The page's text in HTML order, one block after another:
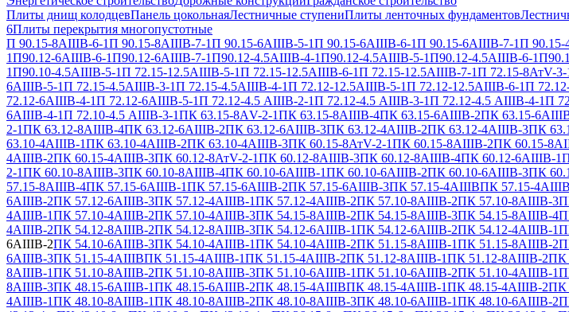
Плиты днищ колодцевПанель цокольнаяЛестничные ступениПлиты ленточных фундаментов
6Плиты перекрытия многопустотные
П 90.15-8АIIIВ-6-1П 90.15-8АIIIВ-7-1П 90.15-6АIIIВ-5-1П 90.15-6АIIIВ-6-1П 90.15-6АIIIВ-7-1П 90.15-
1П90.12-6АIIIВ-6-1П90.12-6АIIIВ-7-1П90.12-4.5АIIIВ-4-1П90.12-4.5АIIIВ-5-1П90.12-4.5АIIIВ-6-1
1П90.10-4.5АIIIВ-5-1П 72.15-12.5АIIIВ-5-1П 72.15-12.5АIIIВ-6-1П 72.15-12.5АIIIВ-7-1П 72.15-8АтV-3-
6АIIIВ-5-1П 72.15-4.5АIIIВ-3-1П 72.15-4.5АIIIВ-4-1П 72.12-12.5АIIIВ-5-1П 72.12-12.5АIIIВ-6-1П
72.12-6АIIIВ-4-1П 72.12-6АIIIВ-5-1П 72.12-4.5 АIIIВ-2-1П 72.12-4.5 АIIIВ-3-1П 72.12-4.5 АIIIВ-4-1П
6АIIIВ-4-1П 72.10-4.5 АIIIВ-3-1ПК 63.15-8АV-2-1ПК 63.15-8АIIIВ-4ПК 63.15-6АIIIВ-2ПК 63.15-
2-1ПК 63.12-8АIIIВ-4ПК 63.12-6АIIIВ-2ПК 63.12-6АIIIВ-3ПК 63.12-4АIIIВ-2ПК 63.12-4АIIIВ-3ПК
63.10-4АIIIВ-1ПК 63.10-4АIIIВ-2ПК 63.10-4АIIIВ-3ПК 60.15-8АтV-2-1ПК 60.15-8АIIIВ-2ПК 60.15-
4АIIIВ-2ПК 60.15-4АIIIВ-3ПК 60.12-8АтV-2-1ПК 60.12-8АIIIВ-3ПК 60.12-8АIIIВ-4ПК 60.12-6АIIIВ-1
2-1ПК 60.10-8АIIIВ-3ПК 60.10-8АIIIВ-4ПК 60.10-6АIIIВ-1ПК 60.10-6АIIIВ-2ПК 60.10-6АIIIВ-3ПК
57.15-8АIIIВ-4ПК 57.15-6АIIIВ-1ПК 57.15-6АIIIВ-2ПК 57.15-6АIIIВ-3ПК 57.15-4АIIIВПК 57.15-
6АIIIВ-2ПК 57.12-6АIIIВ-3ПК 57.12-4АIIIВ-1ПК 57.12-4АIIIВ-2ПК 57.10-8АIIIВ-2ПК 57.10-8АIIIВ-3
4АIIIВ-1ПК 57.10-4АIIIВ-2ПК 57.10-4АIIIВ-3ПК 54.15-8АIIIВ-2ПК 54.15-8АIIIВ-3ПК 54.15-8АIIIВ-4
4АIIIВ-2ПК 54.12-8АIIIВ-2ПК 54.12-8АIIIВ-3ПК 54.12-6АIIIВ-1ПК 54.12-6АIIIВ-2ПК 54.12-4АIIIВ-1
6АIIIВ-2ПК 54.10-6АIIIВ-3ПК 54.10-4АIIIВ-1ПК 54.10-4АIIIВ-2ПК 51.15-8АIIIВ-1ПК 51.15-8АIIIВ-2
6АIIIВ-3ПК 51.15-4АIIIВПК 51.15-4АIIIВ-1ПК 51.15-4АIIIВ-2ПК 51.12-8АIIIВ-1ПК 51.12-8АIIIВ-2ПК
8АIIIВ-1ПК 51.10-8АIIIВ-2ПК 51.10-8АIIIВ-3ПК 51.10-6АIIIВ-1ПК 51.10-6АIIIВ-2ПК 51.10-4АIIIВ-1
8АIIIВ-3ПК 48.15-6АIIIВ-1ПК 48.15-6АIIIВ-2ПК 48.15-4АIIIВПК 48.15-4АIIIВ-1ПК 48.15-4АIIIВ-2ПК
4АIIIВ-1ПК 48.10-8АIIIВ-1ПК 48.10-8АIIIВ-2ПК 48.10-8АIIIВ-3ПК 48.10-6АIIIВ-1ПК 48.10-6АIIIВ-2